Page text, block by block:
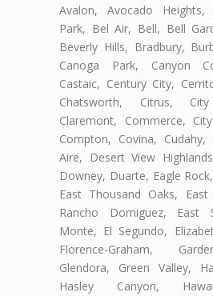
Avalon, Avocado Heights,
Park, Bel Air, Bell, Bell
Beverly Hills, Bradbury,
Canoga Park, Canyon
Castaic, Century City,
Chatsworth, Citrus,
Claremont, Commerce,
Compton, Covina,
Aire, Desert View
Downey, Duarte, Eagle
East Thousand Oaks, East
Rancho Domiguez, East
Monte, El Segundo,
Florence-Graham,
Glendora, Green Valley,
Hasley Canyon,